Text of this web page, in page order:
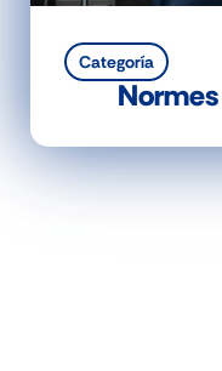
Categoría